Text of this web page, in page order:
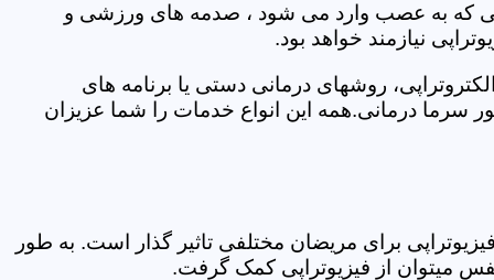
که به عصب وارد می شود ، صدمه های ورزشی و
نیازمند خواهد بود.
روشهای درمانی دستی یا برنامه های
درمانی.همه این انواع خدمات را شما عزیزان
برای مریضان مختلفی تاثیر گذار است. به طور
میتوان از فیزیوتراپی کمک گرفت.